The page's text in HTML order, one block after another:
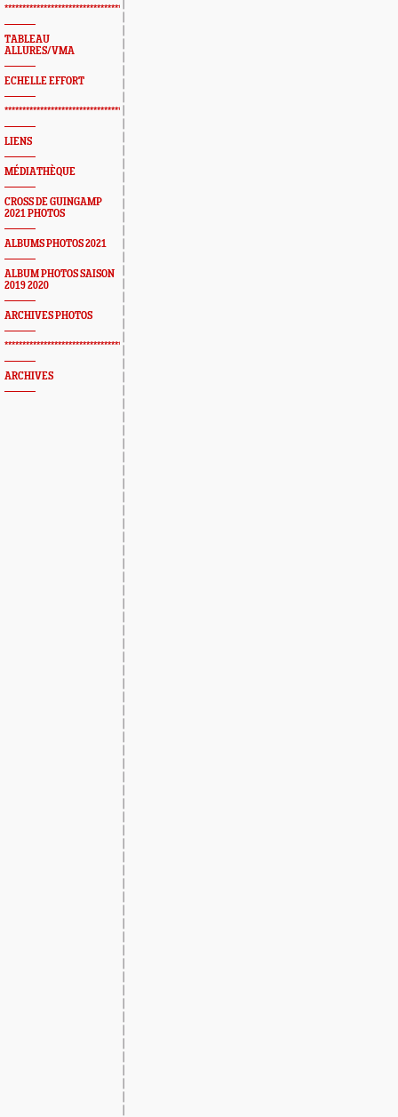
*************************************************
TABLEAU
ALLURES/VMA
ECHELLE EFFORT
*************************************************
LIENS
MÉDIATHÈQUE
CROSS DE GUINGAMP
2021 PHOTOS
ALBUMS PHOTOS 2021
ALBUM PHOTOS SAISON
2019 2020
ARCHIVES PHOTOS
*************************************************
ARCHIVES